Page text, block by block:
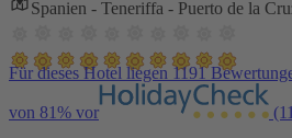
Spanien - Teneriffa - Puerto de la
Für dieses Hotel liegen 1191
von 81% vor